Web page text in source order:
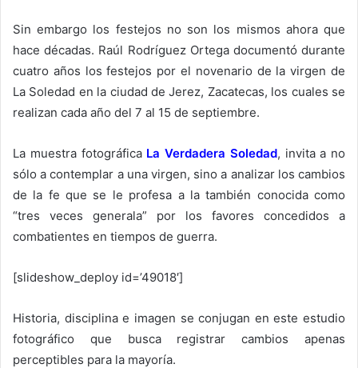
Sin embargo los festejos no son los mismos ahora que
hace décadas. Raúl Rodríguez Ortega documentó durante
cuatro años los festejos por el novenario de la virgen de
La Soledad en la ciudad de Jerez, Zacatecas, los cuales se
realizan cada año del 7 al 15 de septiembre.
La muestra fotográfica La Verdadera Soledad, invita a no
sólo a contemplar a una virgen, sino a analizar los cambios
de la fe que se le profesa a la también conocida como
“tres veces generala” por los favores concedidos a
combatientes en tiempos de guerra.
[slideshow_deploy id=’49018′]
Historia, disciplina e imagen se conjugan en este estudio
fotográfico que busca registrar cambios apenas
perceptibles para la mayoría.